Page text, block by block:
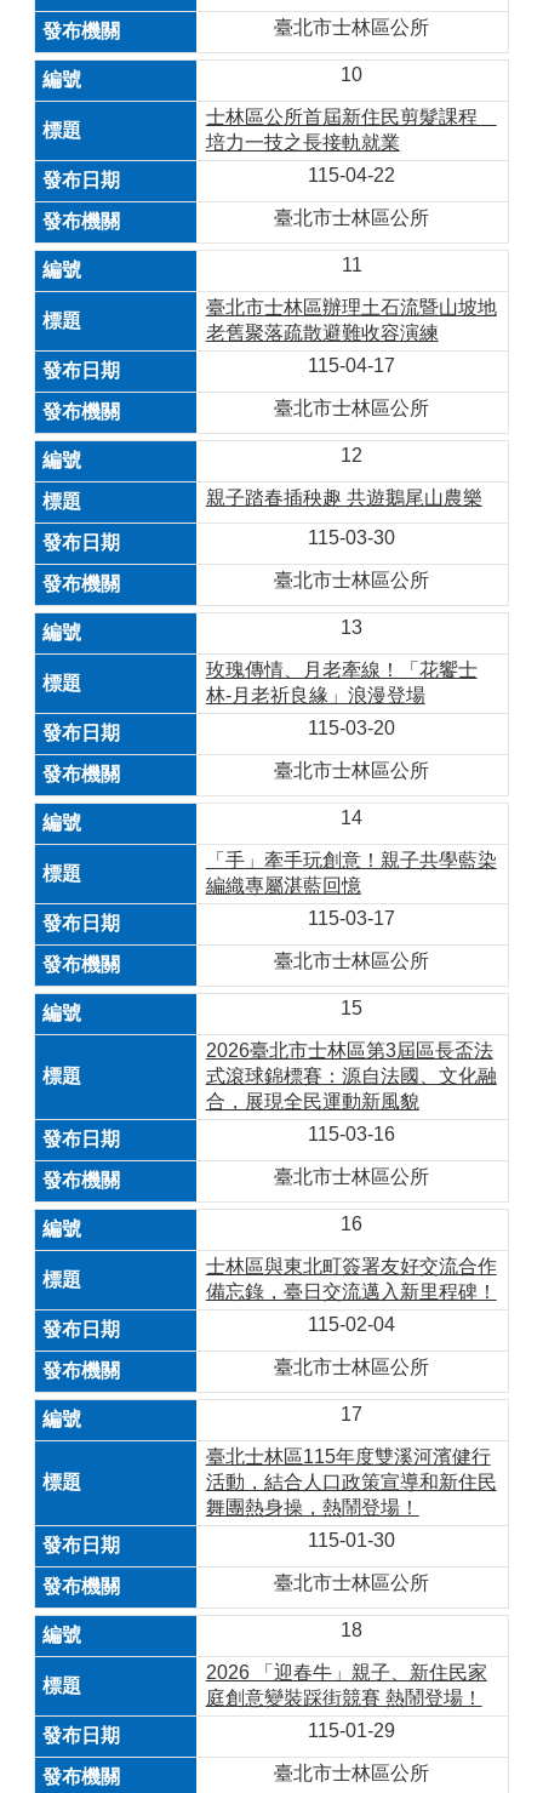
臺北市士林區公所
10
士林區公所首屆新住民剪髮課程
培力一技之長接軌就業
115-04-22
臺北市士林區公所
11
臺北市士林區辦理土石流暨山坡地
老舊聚落疏散避難收容演練
115-04-17
臺北市士林區公所
12
親子踏春插秧趣 共遊鵝尾山農樂
115-03-30
臺北市士林區公所
13
玫瑰傳情、月老牽線！「花饗士
林-月老祈良緣」浪漫登場
115-03-20
臺北市士林區公所
14
「手」牽手玩創意！親子共學藍染
編織專屬湛藍回憶
115-03-17
臺北市士林區公所
15
2026臺北市士林區第3屆區長盃法
式滾球錦標賽：源自法國、文化融
合，展現全民運動新風貌
115-03-16
臺北市士林區公所
16
士林區與東北町簽署友好交流合作
備忘錄，臺日交流邁入新里程碑！
115-02-04
臺北市士林區公所
17
臺北士林區115年度雙溪河濱健行
活動，結合人口政策宣導和新住民
舞團熱身操，熱鬧登場！
115-01-30
臺北市士林區公所
18
2026 「迎春牛」親子、新住民家
庭創意變裝踩街競賽 熱鬧登場！
115-01-29
臺北市士林區公所